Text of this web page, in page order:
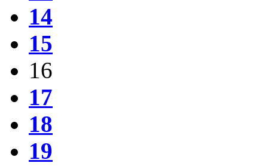
14
15
16
17
18
19